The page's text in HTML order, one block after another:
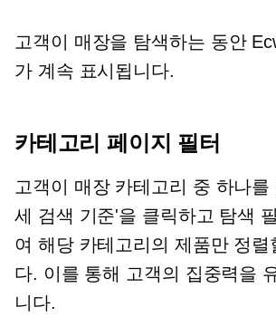
고객이 매장을 탐색하는 동안
가 계속 표시됩니다.
카테고리 페이지 필터
고객이 매장 카테고리 중 하나
세 검색 기준'을 클릭하고 탐색
여 해당 카테고리의 제품만 정렬
다. 이를 통해 고객의 집중력을
니다.